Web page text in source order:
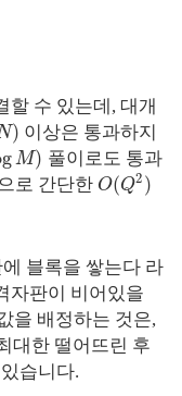
할 수 있는데, 대개
) 이상은 통과하지
M) 풀이로도 통과
로 간단한 O(Q2 )
블록을 쌓는다 라
자판이 비어있을
을 배정하는 것은,
대한 떨어뜨린 후
습니다.